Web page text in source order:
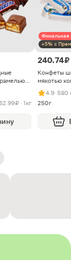
₽ · 1кг
Финальная
+5% с
240.74 ₽
Конфеты
мякотью
4.9· 580
250г